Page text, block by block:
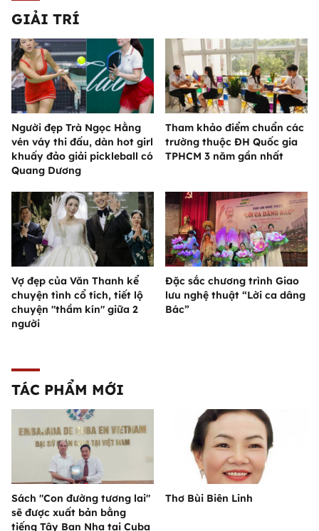
GIẢI TRÍ
Người đẹp Trà Ngọc Hằng
vén váy thi đấu, dàn hot girl
khuấy đảo giải pickleball có
Quang Dương
Tham khảo điểm chuẩn các
trường thuộc ĐH Quốc gia
TPHCM 3 năm gần nhất
Vợ đẹp của Văn Thanh kể
chuyện tình cổ tích, tiết lộ
chuyện "thầm kín" giữa 2
người
Đặc sắc chương trình Giao
lưu nghệ thuật “Lời ca dâng
Bác”
TÁC PHẨM MỚI
Sách "Con đường tương lai"
sẽ được xuất bản bằng
tiếng Tây Ban Nha tại Cuba
Thơ Bùi Biên Linh